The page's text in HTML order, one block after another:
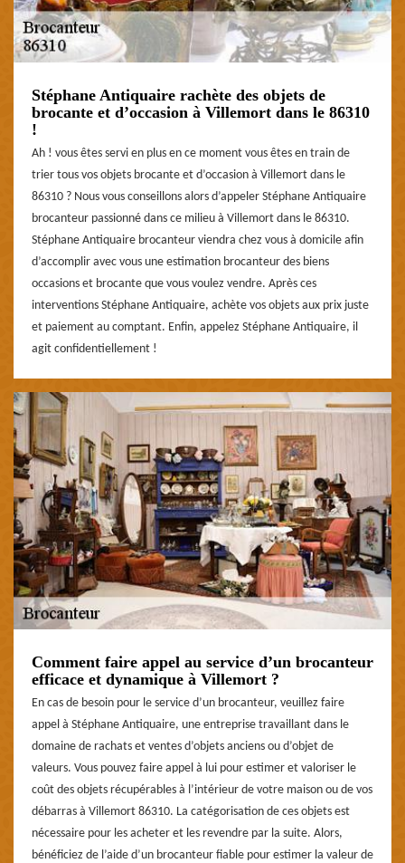
Stéphane Antiquaire rachète des objets de
brocante et d’occasion à Villemort dans le 86310
!
Ah ! vous êtes servi en plus en ce moment vous êtes en train de
trier tous vos objets brocante et d’occasion à Villemort dans le
86310 ? Nous vous conseillons alors d’appeler Stéphane Antiquaire
brocanteur passionné dans ce milieu à Villemort dans le 86310.
Stéphane Antiquaire brocanteur viendra chez vous à domicile afin
d’accomplir avec vous une estimation brocanteur des biens
occasions et brocante que vous voulez vendre. Après ces
interventions Stéphane Antiquaire, achète vos objets aux prix juste
et paiement au comptant. Enfin, appelez Stéphane Antiquaire, il
agit confidentiellement !
Comment faire appel au service d’un brocanteur
efficace et dynamique à Villemort ?
En cas de besoin pour le service d’un brocanteur, veuillez faire
appel à Stéphane Antiquaire, une entreprise travaillant dans le
domaine de rachats et ventes d’objets anciens ou d’objet de
valeurs. Vous pouvez faire appel à lui pour estimer et valoriser le
coût des objets récupérables à l’intérieur de votre maison ou de vos
débarras à Villemort 86310. La catégorisation de ces objets est
nécessaire pour les acheter et les revendre par la suite. Alors,
bénéficiez de l’aide d’un brocanteur fiable pour estimer la valeur de